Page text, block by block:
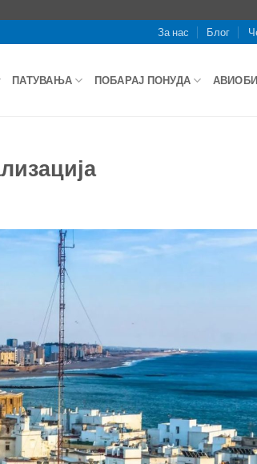
За нас Блог
ПАТУВАЊА ПОБАРАЈ ПОНУДА